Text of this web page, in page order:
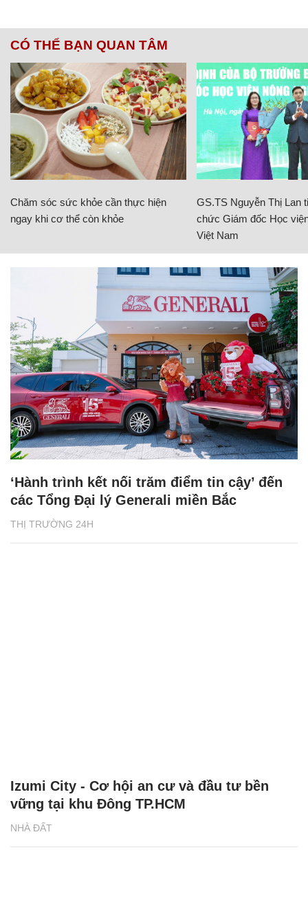
CÓ THỂ BẠN QUAN TÂM
Chăm sóc sức khỏe cần thực hiện
ngay khi cơ thể còn khỏe
GS.TS Nguyễn Thị Lan
chức Giám đốc Học
Việt Nam
THỊ TRƯỜNG 24H
‘Hành trình kết nối trăm điểm tin cậy’ đến
các Tổng Đại lý Generali miền Bắc
NHÀ ĐẤT
Izumi City - Cơ hội an cư và đầu tư bền
vững tại khu Đông TP.HCM